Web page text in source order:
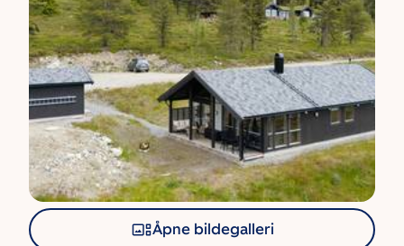
Åpne bildegalleri